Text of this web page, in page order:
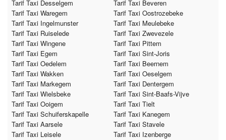
Tarif Taxi Desselgem
Tarif Taxi Beveren
Tarif Taxi Waregem
Tarif Taxi Oostrozebeke
Tarif Taxi Ingelmunster
Tarif Taxi Meulebeke
Tarif Taxi Ruiselede
Tarif Taxi Zwevezele
Tarif Taxi Wingene
Tarif Taxi Pittem
Tarif Taxi Egem
Tarif Taxi Sint-Joris
Tarif Taxi Oedelem
Tarif Taxi Beernem
Tarif Taxi Wakken
Tarif Taxi Oeselgem
Tarif Taxi Markegem
Tarif Taxi Dentergem
Tarif Taxi Wielsbeke
Tarif Taxi Sint-Baafs-Vijve
Tarif Taxi Ooigem
Tarif Taxi Tielt
Tarif Taxi Schuiferskapelle
Tarif Taxi Kanegem
Tarif Taxi Aarsele
Tarif Taxi Stavele
Tarif Taxi Leisele
Tarif Taxi Izenberge